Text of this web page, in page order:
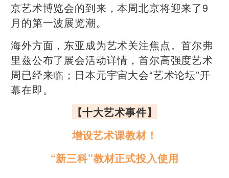
京艺术博览会的到来，本周北京将迎来了9
月的第一波展览潮。
海外方面，东亚成为艺术关注焦点。首尔弗
里兹公布了展会活动详情，首尔高强度艺术
周已经来临；日本元宇宙大会“艺术论坛”开
幕在即。
【十大艺术事件】
增设艺术课教材！
“新三科”教材正式投入使用